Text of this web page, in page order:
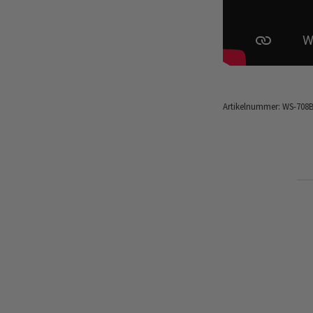
Artikelnummer: WS-